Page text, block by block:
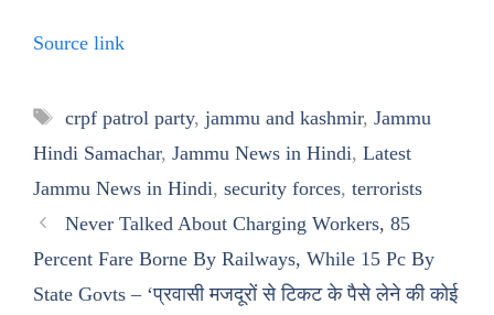
Source link
Tags
crpf patrol party, jammu and kashmir, Jammu
Hindi Samachar, Jammu News in Hindi, Latest
Jammu News in Hindi, security forces, terrorists
Never Talked About Charging Workers, 85
Percent Fare Borne By Railways, While 15 Pc By
State Govts – ‘प्रवासी मजदूरों से टिकट के पैसे लेने की कोई